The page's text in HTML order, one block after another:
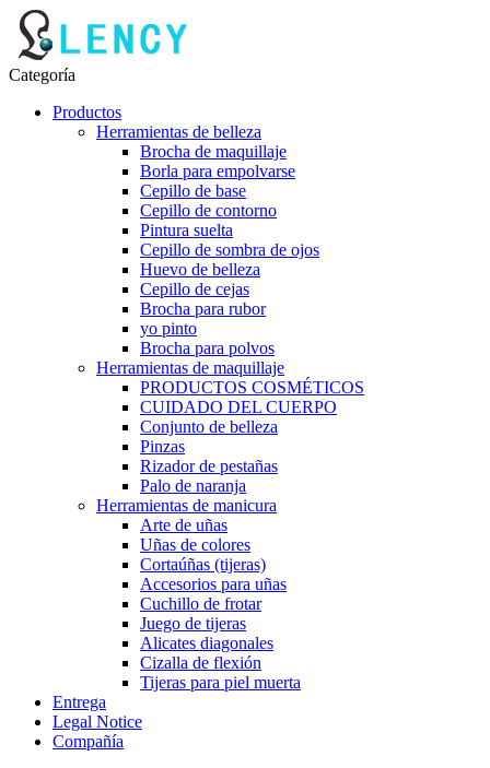
Categoría
Productos
Herramientas de belleza
Brocha de maquillaje
Borla para empolvarse
Cepillo de base
Cepillo de contorno
Pintura suelta
Cepillo de sombra de ojos
Huevo de belleza
Cepillo de cejas
Brocha para rubor
yo pinto
Brocha para polvos
Herramientas de maquillaje
PRODUCTOS COSMÉTICOS
CUIDADO DEL CUERPO
Conjunto de belleza
Pinzas
Rizador de pestañas
Palo de naranja
Herramientas de manicura
Arte de uñas
Uñas de colores
Cortaúñas (tijeras)
Accesorios para uñas
Cuchillo de frotar
Juego de tijeras
Alicates diagonales
Cizalla de flexión
Tijeras para piel muerta
Entrega
Legal Notice
Compañía